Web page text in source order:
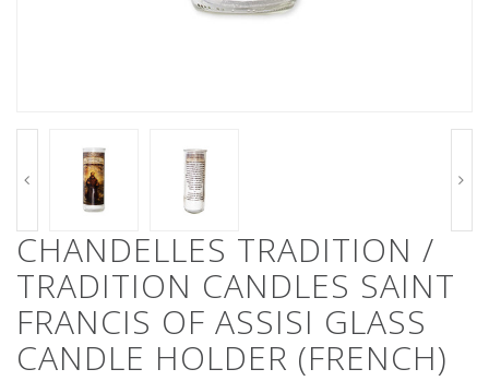
CHANDELLES TRADITION /
TRADITION CANDLES SAINT
FRANCIS OF ASSISI GLASS
CANDLE HOLDER (FRENCH)